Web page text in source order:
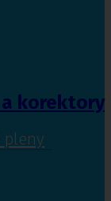
korektory
pleny